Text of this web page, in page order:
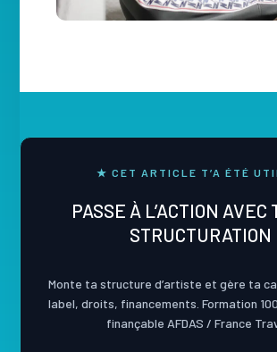
★ CET ARTICLE T’A ÉTÉ
PASSE À L’ACTION AVEC
STRUCTURATION
Monte ta structure d’artiste et gère ta
label, droits, financements. Formation
finançable AFDAS / France